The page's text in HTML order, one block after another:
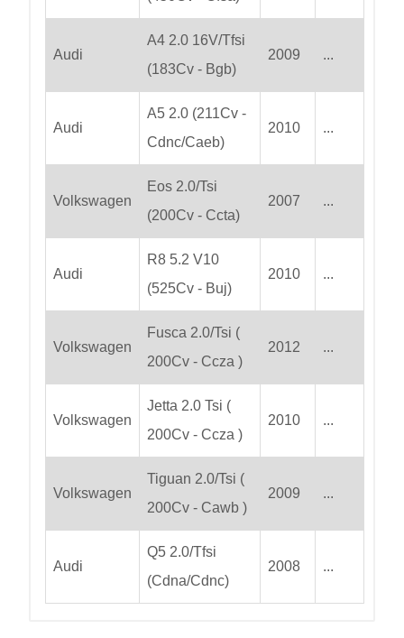
Audi
A4 2.0 16V/Tfsi
(183Cv - Bgb)
2009 ...
Audi
A5 2.0 (211Cv -
Cdnc/Caeb)
2010 ...
Volkswagen
Eos 2.0/Tsi
(200Cv - Ccta)
2007 ...
Audi
R8 5.2 V10
(525Cv - Buj)
2010 ...
Volkswagen
Fusca 2.0/Tsi (
200Cv - Ccza )
2012 ...
Volkswagen
Jetta 2.0 Tsi (
200Cv - Ccza )
2010 ...
Volkswagen
Tiguan 2.0/Tsi (
200Cv - Cawb )
2009 ...
Audi
Q5 2.0/Tfsi
(Cdna/Cdnc)
2008 ...